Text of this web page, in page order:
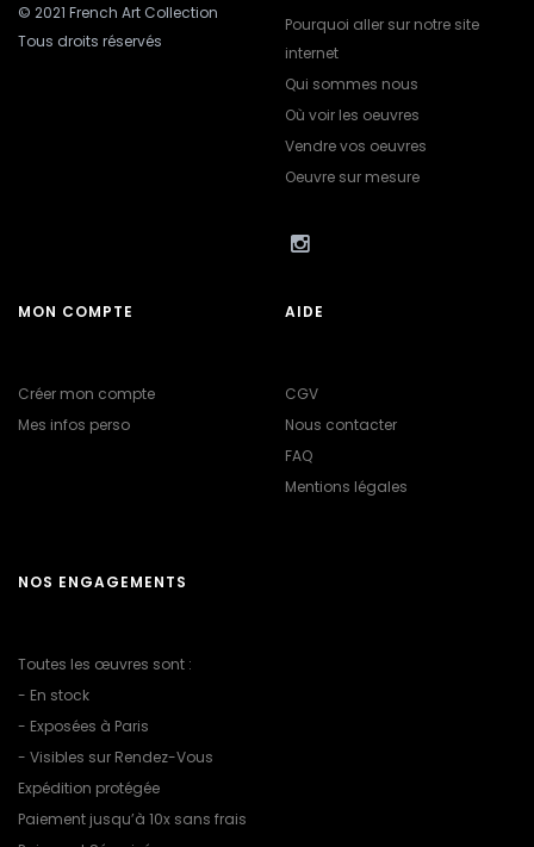
© 2021 French Art Collection
Tous droits réservés
Pourquoi aller sur notre site
internet
Qui sommes nous
Où voir les oeuvres
Vendre vos oeuvres
Oeuvre sur mesure
MON COMPTE
Créer mon compte
Mes infos perso
AIDE
CGV
Nous contacter
FAQ
Mentions légales
NOS ENGAGEMENTS
Toutes les œuvres sont :
- En stock
- Exposées à Paris
- Visibles sur Rendez-Vous
Expédition protégée
Paiement jusqu’à 10x sans frais